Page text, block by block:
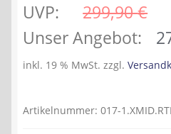
UVP: 299,90 €
Ursprünglicher
Preis
299,90 €
Unser Angebot:
inkl. 19 % MwSt. zzgl.
Artikelnummer: 017-